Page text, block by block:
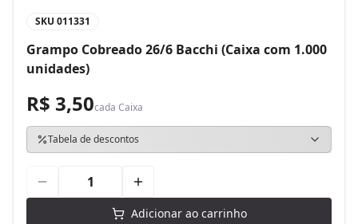
SKU 011331
Grampo Cobreado 26/6 Bacchi (Caixa com 1.000
unidades)
R$ 3,50cada Caixa
Tabela de descontos
Adicionar ao carrinho